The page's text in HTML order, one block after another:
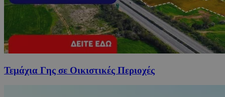
Τεμάχια Γης σε Οικιστικές Περιοχές